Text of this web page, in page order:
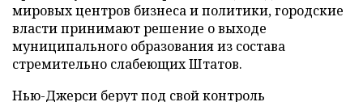
мировых центров бизнеса и политики, городские
власти принимают решение о выходе
муниципального образования из состава
стремительно слабеющих Штатов.
Нью-Джерси берут под свой контроль